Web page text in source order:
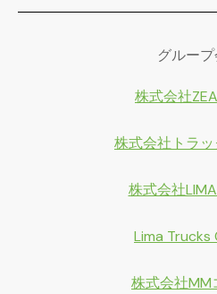
グルー
株式会社
株式会社トラ
株式会社
Lima Trucks
株式会社MM